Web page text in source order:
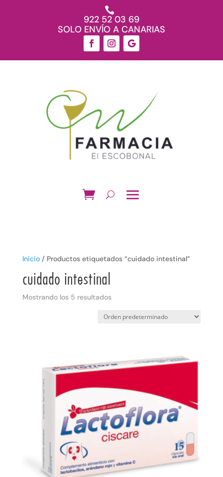

922 52 03 69
SOLO ENVÍO A CANARIAS
Inicio/ Productos etiquetados “cuidado intestinal”
cuidado intestinal
Mostrando los 5 resultados